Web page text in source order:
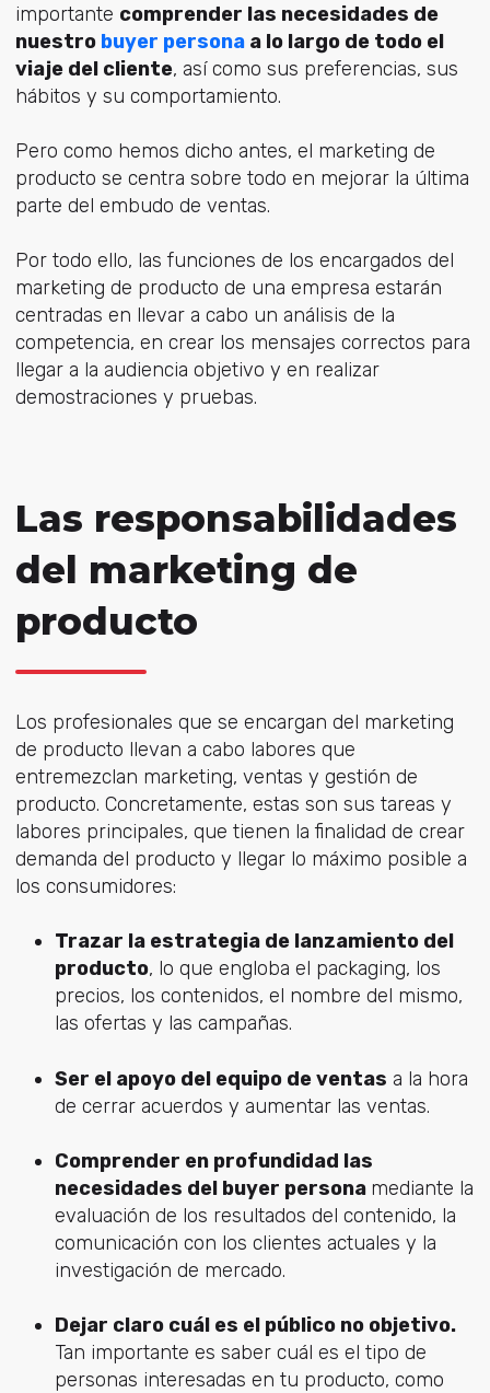
importante comprender las necesidades de
nuestro buyer personaa lo largo de todo el
viaje del cliente, así como sus preferencias, sus
hábitos y su comportamiento.
Pero como hemos dicho antes, el marketing de
producto se centra sobre todo en mejorar la última
parte del embudo de ventas.
Por todo ello, las funciones de los encargados del
marketing de producto de una empresa estarán
centradas en llevar a cabo un análisis de la
competencia, en crear los mensajes correctos para
llegar a la audiencia objetivo y en realizar
demostraciones y pruebas.
Las responsabilidades
del marketing de
producto
Los profesionales que se encargan del marketing
de producto llevan a cabo labores que
entremezclan marketing, ventas y gestión de
producto. Concretamente, estas son sus tareas y
labores principales, que tienen la finalidad de crear
demanda del producto y llegar lo máximo posible a
los consumidores:
Trazar la estrategia de lanzamiento del
producto, lo que engloba el packaging, los
precios, los contenidos, el nombre del mismo,
las ofertas y las campañas.
Ser el apoyo del equipo de ventas a la hora
de cerrar acuerdos y aumentar las ventas.
Comprender en profundidad las
necesidades del buyer persona mediante la
evaluación de los resultados del contenido, la
comunicación con los clientes actuales y la
investigación de mercado.
Dejar claro cuál es el público no objetivo.
Tan importante es saber cuál es el tipo de
personas interesadas en tu producto, como